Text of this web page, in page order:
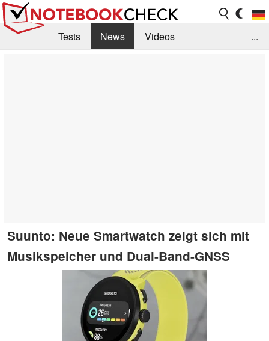
Tests News
Videos
...
Suunto: Neue Smartwatch zeigt sich mit
Musikspeicher und Dual-Band-GNSS